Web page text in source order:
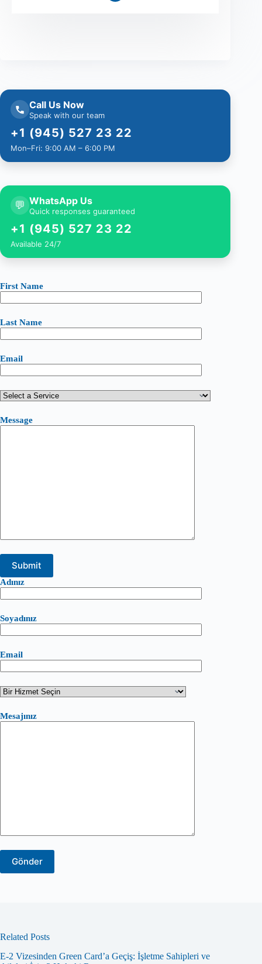
Call Us Now
Speak with our team
+1 (945) 527 23 22
Mon–Fri: 9:00 AM – 6:00 PM
💬 WhatsApp Us
Quick responses guaranteed
+1 (945) 527 23 22
Available 24/7
First Name
Last Name
Email
Message
Adınız
Soyadınız
Email
Mesajınız
Related Posts
E-2 Vizesinden Green Card’a Geçiş: İşletme Sahipleri ve